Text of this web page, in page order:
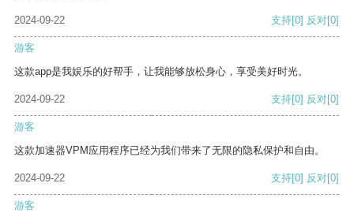
2024-09-22 支持[0] 反对[0]
游客
这款app是我娱乐的好帮手，让我能够放松身心，享受美好时光。
2024-09-22 支持[0] 反对[0]
游客
这款加速器VPM应用程序已经为我们带来了无限的隐私保护和自由。
2024-09-22 支持[0] 反对[0]
游客